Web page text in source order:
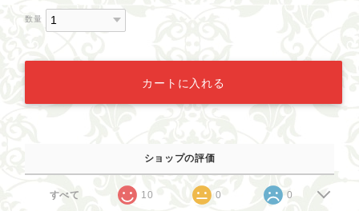
数量
カートに入れる
ショップの評価
すべて 10 0 0